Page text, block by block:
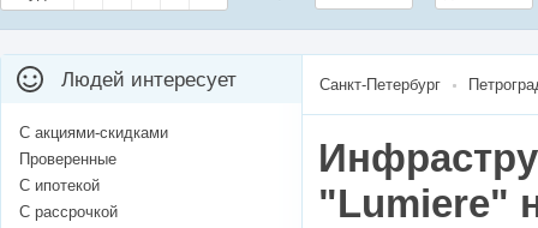
Санкт-Петербург
"Lumiere"
Людей интересует
С акциями-скидками
Проверенные
С ипотекой
С рассрочкой